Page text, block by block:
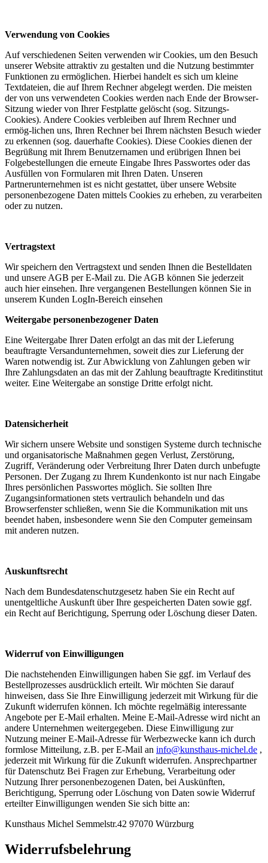
Verwendung von Cookies
Auf verschiedenen Seiten verwenden wir Cookies, um den Besuch
unserer Website attraktiv zu gestalten und die Nutzung bestimmter
Funktionen zu ermöglichen. Hierbei handelt es sich um kleine
Textdateien, die auf Ihrem Rechner abgelegt werden. Die meisten
der von uns verwendeten Cookies werden nach Ende der Browser-
Sitzung wieder von Ihrer Festplatte gelöscht (sog. Sitzungs-
Cookies). Andere Cookies verbleiben auf Ihrem Rechner und
ermög-lichen uns, Ihren Rechner bei Ihrem nächsten Besuch wieder
zu erkennen (sog. dauerhafte Cookies). Diese Cookies dienen der
Begrüßung mit Ihrem Benutzernamen und erübrigen Ihnen bei
Folgebestellungen die erneute Eingabe Ihres Passwortes oder das
Ausfüllen von Formularen mit Ihren Daten. Unseren
Partnerunternehmen ist es nicht gestattet, über unsere Website
personenbezogene Daten mittels Cookies zu erheben, zu verarbeiten
oder zu nutzen.
Vertragstext
Wir speichern den Vertragstext und senden Ihnen die Bestelldaten
und unsere AGB per E-Mail zu. Die AGB können Sie jederzeit
auch hier einsehen. Ihre vergangenen Bestellungen können Sie in
unserem Kunden LogIn-Bereich einsehen
Weitergabe personenbezogener Daten
Eine Weitergabe Ihrer Daten erfolgt an das mit der Lieferung
beauftragte Versandunternehmen, soweit dies zur Lieferung der
Waren notwendig ist. Zur Abwicklung von Zahlungen geben wir
Ihre Zahlungsdaten an das mit der Zahlung beauftragte Kreditinstitut
weiter. Eine Weitergabe an sonstige Dritte erfolgt nicht.
Datensicherheit
Wir sichern unsere Website und sonstigen Systeme durch technische
und organisatorische Maßnahmen gegen Verlust, Zerstörung,
Zugriff, Veränderung oder Verbreitung Ihrer Daten durch unbefugte
Personen. Der Zugang zu Ihrem Kundenkonto ist nur nach Eingabe
Ihres persönlichen Passwortes möglich. Sie sollten Ihre
Zugangsinformationen stets vertraulich behandeln und das
Browserfenster schließen, wenn Sie die Kommunikation mit uns
beendet haben, insbesondere wenn Sie den Computer gemeinsam
mit anderen nutzen.
Auskunftsrecht
Nach dem Bundesdatenschutzgesetz haben Sie ein Recht auf
unentgeltliche Auskunft über Ihre gespeicherten Daten sowie ggf.
ein Recht auf Berichtigung, Sperrung oder Löschung dieser Daten.
Widerruf von Einwilligungen
Die nachstehenden Einwilligungen haben Sie ggf. im Verlauf des
Bestellprozesses ausdrücklich erteilt. Wir möchten Sie darauf
hinweisen, dass Sie Ihre Einwilligung jederzeit mit Wirkung für die
Zukunft widerrufen können. Ich möchte regelmäßig interessante
Angebote per E-Mail erhalten. Meine E-Mail-Adresse wird nicht an
andere Unternehmen weitergegeben. Diese Einwilligung zur
Nutzung meiner E-Mail-Adresse für Werbezwecke kann ich durch
formlose Mitteilung, z.B. per E-Mail an info@kunsthaus-michel.de ,
jederzeit mit Wirkung für die Zukunft widerrufen. Ansprechpartner
für Datenschutz Bei Fragen zur Erhebung, Verarbeitung oder
Nutzung Ihrer personenbezogenen Daten, bei Auskünften,
Berichtigung, Sperrung oder Löschung von Daten sowie Widerruf
erteilter Einwilligungen wenden Sie sich bitte an:
Kunsthaus Michel Semmelstr.42 97070 Würzburg
Widerrufsbelehrung